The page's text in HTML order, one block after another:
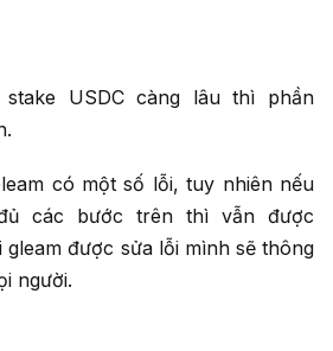
USDC càng lâu thì phần
có một số lỗi, tuy nhiên nếu
các bước trên thì vẫn được
gleam được sửa lỗi mình sẽ thông
người.